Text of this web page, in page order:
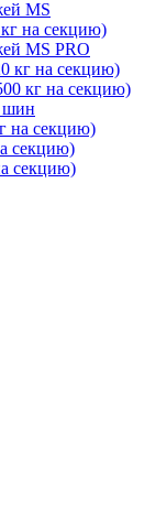
MS
на секцию)
MS PRO
кг на секцию)
кг на секцию)
шин
на секцию)
секцию)
секцию)